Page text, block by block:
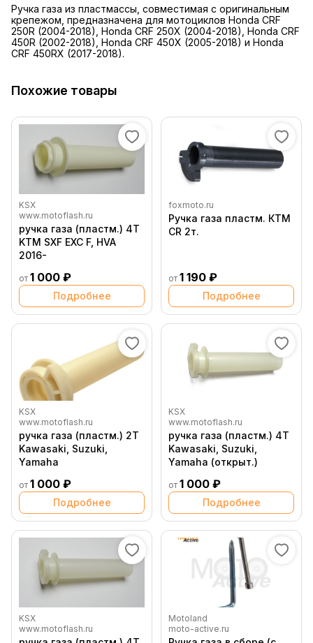
Ручка газа из пластмассы, совместимая с оригинальным
крепежом, предназначена для мотоциклов Honda CRF
250R (2004-2018), Honda CRF 250X (2004-2018), Honda CRF
450R (2002-2018), Honda CRF 450X (2005-2018) и Honda
CRF 450RX (2017-2018).
Похожие товары
KSX
www.motoflash.ru
ручка газа (пластм.) 4Т
KTM SXF EXC F, HVA
2016-
от 1 000 ₽
Подробнее
foxmoto.ru
Ручка газа пластм. КТМ
CR 2т.
от 1 190 ₽
Подробнее
KSX
www.motoflash.ru
ручка газа (пластм.) 2Т
Kawasaki, Suzuki,
Yamaha
от 1 000 ₽
Подробнее
KSX
www.motoflash.ru
ручка газа (пластм.) 4T
Kawasaki, Suzuki,
Yamaha (открыт.)
от 1 000 ₽
Подробнее
KSX
www.motoflash.ru
Motoland
moto-active.ru